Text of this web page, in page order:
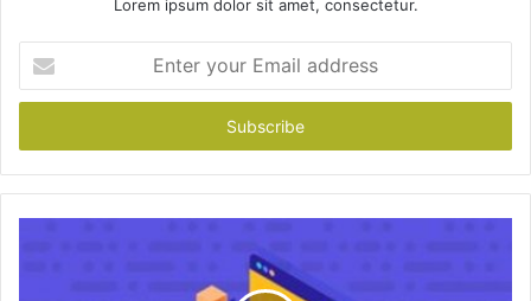
Lorem ipsum dolor sit amet, consectetur.
t
r
y